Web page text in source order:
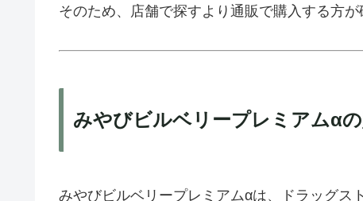
そのため、店舗で探すより通販で購入する方が
みやびビルベリープレミアムα
みやびビルベリープレミアムαは、ドラッグス